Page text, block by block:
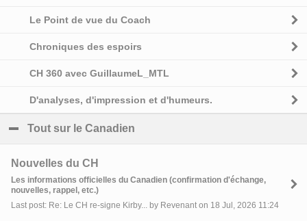
Le Point de vue du Coach
Chroniques des espoirs
CH 360 avec GuillaumeL_MTL
D'analyses, d'impression et d'humeurs.
Tout sur le Canadien
Nouvelles du CH
Les informations officielles du Canadien (confirmation d'échange,
nouvelles, rappel, etc.)
Last post: Re: Le CH re-signe Kirby... by Revenant on 18 Jul, 2026 11:24